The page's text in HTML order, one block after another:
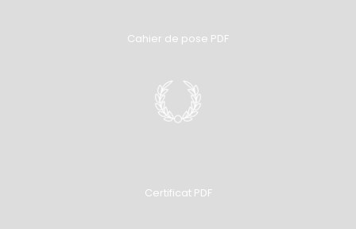
Cahier de pose PDF
Certificat PDF